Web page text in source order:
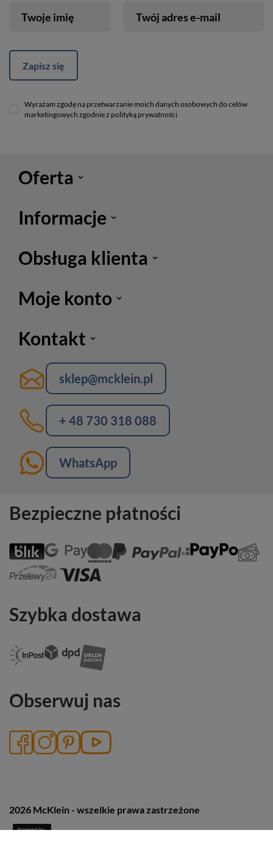
Twoje imię Twój adres e-mail
Zapisz się
Wyrażam zgodę na przetwarzanie moich danych osobowych do celów
marketingowych zgodnie z polityką prywatności
Oferta
Informacje
Obsługa klienta
Moje konto
Kontakt
sklep@mcklein.pl
+ 48 730 318 088
WhatsApp
Bezpieczne płatności
Szybka dostawa
Obserwuj nas
2026 McKlein - wszelkie prawa zastrzeżone